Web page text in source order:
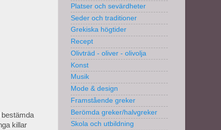
bestämda
killar
Platser och sevärdheter
Seder och traditioner
Grekiska högtider
Recept
Olivträd - oliver - olivolja
Konst
Musik
Mode & design
Framstående greker
Berömda greker/halvgreker
Skola och utbildning